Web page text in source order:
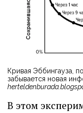
Кривая Эббингауза,
забывается новая
В этом